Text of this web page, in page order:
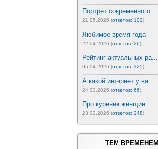
Портрет современного ...
21.05.2026 (ответов: 102)
Любимое время года
22.04.2026 (ответов: 26)
Рейтинг актуальных ра...
05.04.2026 (ответов: 325)
А какой интернет у ва...
24.03.2026 (ответов: 66)
Про курение женщин
23.02.2026 (ответов: 248)
ТЕМ ВРЕМЕНЕМ